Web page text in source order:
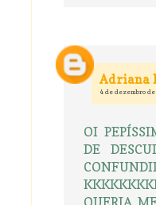
Adriana
4 de dezembro
OI
DE